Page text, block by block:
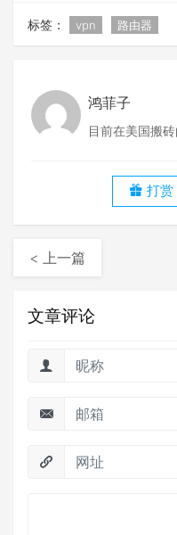
标签： vpn 路由器
鸿菲子
目前在美国搬
打赏
< 上一篇
文章评论